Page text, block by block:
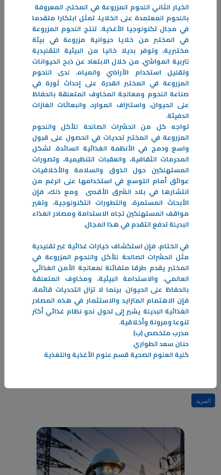
لبلدان العالم سمات روحية ومادية وعاطفية تجمع أفراد مجتمع كل بلد،
فتضفي عليه ملامح خاصة، هذه الملامح الخاصة بالإضافة لنتاج أفراده الفني
والأدبي وأساليب حياتهم هو ما يعرف بثقافة المجتمع
يعد لحام البقعة أحد أهم أنواع "لحام المقاومة الكهربائية"، وهو تقنية أساسية
المزيد
الخيار الثاني اللحوم المزروعة في المختبر، المعروفة
باللحوم المعتمدة على الخلايا، تمثل ابتكارا متقدما
في مجال تكنولوجيا الأغذية. تنتج اللحوم المزروعة
في المختبر من خلايا حيوانية مزروعة في بيئة
مختبرية، وتوفر بديلا خاليا من البيئية التقليدية
لتربية المواشي. من خلال الابتعاد عن ذبح الحيوانات
وتقليل استخدام الأراضي والمياه، لدى اللحوم
المزروعة في المختبر القدرة على إحداث ثورة في
صناعة اللحوم ومعالجة المخاوف المتعلقة بالحفاظ
على الحيوان، واستنزاف الموارد، وانبعاثات الغازات
الدفيئة.
تواجه كل من الحشرات الصالحة للأكل واللحوم
المزروعة في المختبر تحديات في الحصول على قبول
واسع ودمج في الأنظمة الغذائية السائدة. تشكل
المحرمات الثقافية، والعقبات التنظيمية، وتصورات
المستهلكين حول الذوق والسلامة والأخلاقيات
عوائق أمام التوسع في استخدامها على الرغم من
انتشارها في بلاد الشرق الأقصى ومع ذلك، فإن
الأبحاث المستمرة، والتطورات التكنولوجية، وتغير
مواقف المستهلكين تجاه الاستدامة ومصادر الغذاء
البديلة تدفع التقدم في هذا المجال.
في الختام، فإن استكشاف خيارات غذائية غير تقليدية
مثل الحشرات الصالحة للأكل واللحوم المزروعة في
المختبر يقدم طرقا متفائلة لمعالجة الأمن الغذائي
العالمي، والاستدامة البيئية، ومخاوف المتعلقة
بالحفاظ على الحيوان. بينما لا تزال التحديات قائمة،
فإن الاهتمام المتزايد والاستثمار في هذه المصادر
الغذائية البديلة يشير إلى تحول نحو نظام غذائي أكثر
تنوعا ومرونة وأخلاقية.
مدرب متخصص (ب)
حنان سعد الطواري
كلية العلوم الصحية قسم علوم الأغذية والتغذية